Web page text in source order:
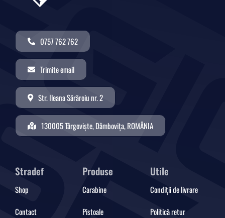
0757 762 762
Trimite email
Str. Ileana Sărăroiu nr. 2
130005 Târgoviște, Dâmbovița, ROMÂNIA
Stradef
Shop
Contact
Produse
Carabine
Pistoale
Utile
Condiții de livrare
Politică retur